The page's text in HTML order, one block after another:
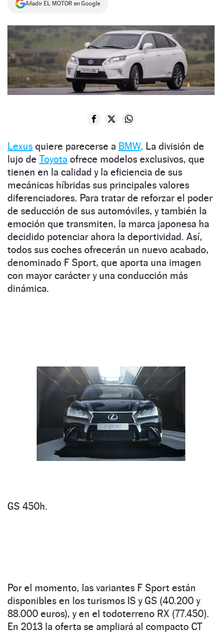
Añadir EL MOTOR en Google
Lexus quiere parecerse a BMW. La división de
lujo de Toyota ofrece modelos exclusivos, que
tienen en la calidad y la eficiencia de sus
mecánicas híbridas sus principales valores
diferenciadores. Para tratar de reforzar el poder
de seducción de sus automóviles, y también la
emoción que transmiten, la marca japonesa ha
decidido potenciar ahora la deportividad. Así,
todos sus coches ofrecerán un nuevo acabado,
denominado F Sport, que aporta una imagen
con mayor carácter y una conducción más
dinámica.
GS 450h.
Por el momento, las variantes F Sport están
disponibles en los turismos IS y GS (40.200 y
88.000 euros), y en el todoterreno RX (77.450).
En 2013 la oferta se ampliará al compacto CT